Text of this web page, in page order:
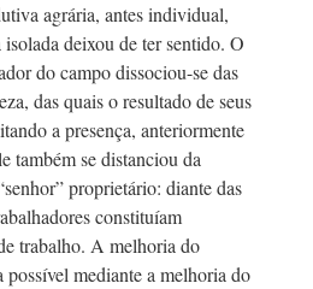
agrária, antes individual,
deixou de ter sentido. O
do campo dissociou-se das
das quais o resultado de seus
a presença, anteriormente
também se distanciou da
proprietário: diante das
constituíam
trabalho. A melhoria do
mediante a melhoria do